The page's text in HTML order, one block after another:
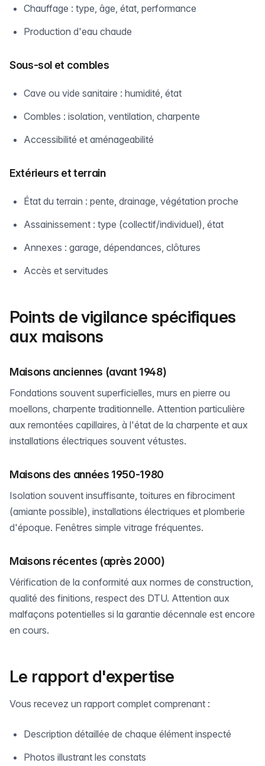
Chauffage : type, âge, état, performance
Production d'eau chaude
Sous-sol et combles
Cave ou vide sanitaire : humidité, état
Combles : isolation, ventilation, charpente
Accessibilité et aménageabilité
Extérieurs et terrain
État du terrain : pente, drainage, végétation proche
Assainissement : type (collectif/individuel), état
Annexes : garage, dépendances, clôtures
Accès et servitudes
Points de vigilance spécifiques
aux maisons
Maisons anciennes (avant 1948)
Fondations souvent superficielles, murs en pierre ou
moellons, charpente traditionnelle. Attention particulière
aux remontées capillaires, à l'état de la charpente et aux
installations électriques souvent vétustes.
Maisons des années 1950-1980
Isolation souvent insuffisante, toitures en fibrociment
(amiante possible), installations électriques et plomberie
d'époque. Fenêtres simple vitrage fréquentes.
Maisons récentes (après 2000)
Vérification de la conformité aux normes de construction,
qualité des finitions, respect des DTU. Attention aux
malfaçons potentielles si la garantie décennale est encore
en cours.
Le rapport d'expertise
Vous recevez un rapport complet comprenant :
Description détaillée de chaque élément inspecté
Photos illustrant les constats